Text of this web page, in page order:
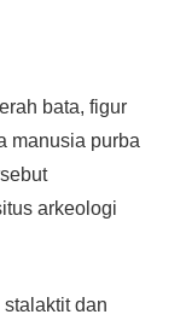
bata, figur
manusia purba
arkeologi
stalaktit dan